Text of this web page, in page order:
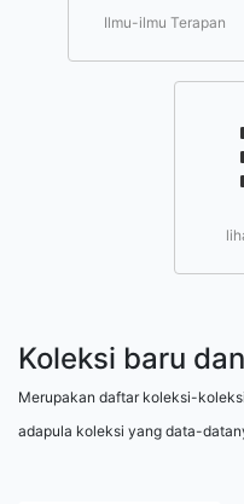
Ilmu-ilmu Terapan
Koleksi baru
Merupakan daftar koleksi-
adapula koleksi yang data-